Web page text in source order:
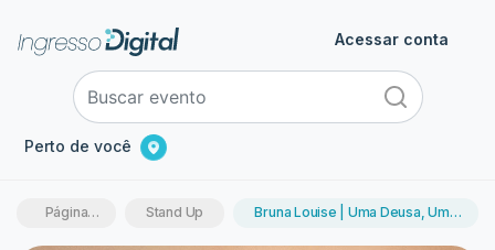
Perto de você
Acessar conta
Página
Stand Up
Bruna Louise | Uma Deusa, Uma